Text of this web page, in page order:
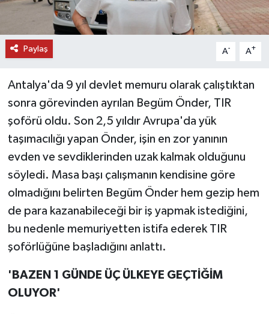
Paylaş A- A+
Antalya'da 9 yıl devlet memuru olarak çalıştıktan
sonra görevinden ayrılan Begüm Önder, TIR
şoförü oldu. Son 2,5 yıldır Avrupa'da yük
taşımacılığı yapan Önder, işin en zor yanının
evden ve sevdiklerinden uzak kalmak olduğunu
söyledi. Masa başı çalışmanın kendisine göre
olmadığını belirten Begüm Önder hem gezip hem
de para kazanabileceği bir iş yapmak istediğini,
bu nedenle memuriyetten istifa ederek TIR
şoförlüğüne başladığını anlattı.
'BAZEN 1 GÜNDE ÜÇ ÜLKEYE GEÇTİĞİM
OLUYOR'
VİDEO HABERLER
YAZARLAR